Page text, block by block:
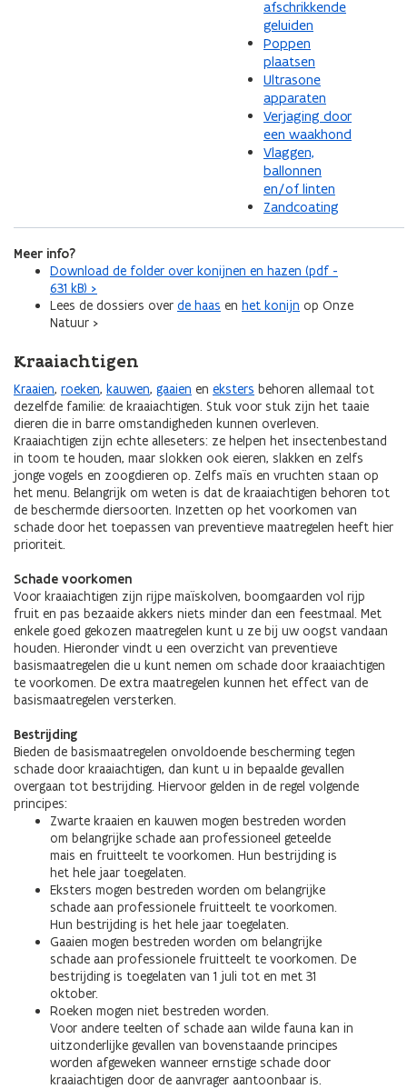
afschrikkende
geluiden
Poppen
plaatsen
Ultrasone
apparaten
Verjaging door
een waakhond
Vlaggen,
ballonnen
en/of linten
Zandcoating
Meer info?
Download de folder over konijnen en hazen (pdf -
631 kB) >
Lees de dossiers over de haas en het konijn op Onze
Natuur >
Kraaiachtigen
Kraaien, roeken, kauwen, gaaien en eksters behoren allemaal tot
dezelfde familie: de kraaiachtigen. Stuk voor stuk zijn het taaie
dieren die in barre omstandigheden kunnen overleven.
Kraaiachtigen zijn echte alleseters: ze helpen het insectenbestand
in toom te houden, maar slokken ook eieren, slakken en zelfs
jonge vogels en zoogdieren op. Zelfs maïs en vruchten staan op
het menu. Belangrijk om weten is dat de kraaiachtigen behoren tot
de beschermde diersoorten. Inzetten op het voorkomen van
schade door het toepassen van preventieve maatregelen heeft hier
prioriteit.
Schade voorkomen
Voor kraaiachtigen zijn rijpe maïskolven, boomgaarden vol rijp
fruit en pas bezaaide akkers niets minder dan een feestmaal. Met
enkele goed gekozen maatregelen kunt u ze bij uw oogst vandaan
houden. Hieronder vindt u een overzicht van preventieve
basismaatregelen die u kunt nemen om schade door kraaiachtigen
te voorkomen. De extra maatregelen kunnen het effect van de
basismaatregelen versterken.
Bestrijding
Bieden de basismaatregelen onvoldoende bescherming tegen
schade door kraaiachtigen, dan kunt u in bepaalde gevallen
overgaan tot bestrijding. Hiervoor gelden in de regel volgende
principes:
Zwarte kraaien en kauwen mogen bestreden worden
om belangrijke schade aan professioneel geteelde
mais en fruitteelt te voorkomen. Hun bestrijding is
het hele jaar toegelaten.
Eksters mogen bestreden worden om belangrijke
schade aan professionele fruitteelt te voorkomen.
Hun bestrijding is het hele jaar toegelaten.
Gaaien mogen bestreden worden om belangrijke
schade aan professionele fruitteelt te voorkomen. De
bestrijding is toegelaten van 1 juli tot en met 31
oktober.
Roeken mogen niet bestreden worden.
Voor andere teelten of schade aan wilde fauna kan in
uitzonderlijke gevallen van bovenstaande principes
worden afgeweken wanneer ernstige schade door
kraaiachtigen door de aanvrager aantoonbaar is.